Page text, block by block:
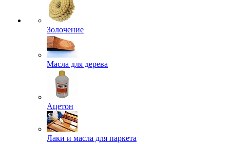
Золочение
Масла для дерева
Ацетон
Лаки и масла для паркета